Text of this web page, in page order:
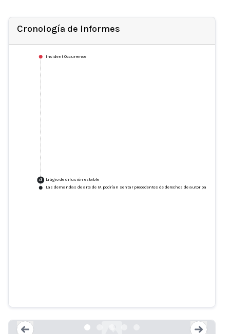
Cronología de Informes
Incident Occurrence
+3
Litigio de difusión estable
Las demandas de arte de IA podrían sentar precedentes de derechos de autor para titanes